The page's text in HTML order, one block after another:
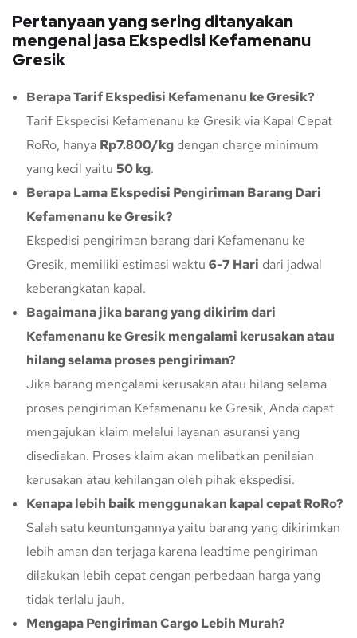
Pertanyaan yang sering ditanyakan
mengenai jasa Ekspedisi Kefamenanu
Gresik
Berapa Tarif Ekspedisi Kefamenanu ke Gresik?
Tarif Ekspedisi Kefamenanu ke Gresik via Kapal Cepat
RoRo, hanya Rp7.800/kg dengan charge minimum
yang kecil yaitu 50 kg.
Berapa Lama Ekspedisi Pengiriman Barang Dari
Kefamenanu ke Gresik?
Ekspedisi pengiriman barang dari Kefamenanu ke
Gresik, memiliki estimasi waktu 6-7 Hari dari jadwal
keberangkatan kapal.
Bagaimana jika barang yang dikirim dari
Kefamenanu ke Gresik mengalami kerusakan atau
hilang selama proses pengiriman?
Jika barang mengalami kerusakan atau hilang selama
proses pengiriman Kefamenanu ke Gresik, Anda dapat
mengajukan klaim melalui layanan asuransi yang
disediakan. Proses klaim akan melibatkan penilaian
kerusakan atau kehilangan oleh pihak ekspedisi.
Kenapa lebih baik menggunakan kapal cepat RoRo?
Salah satu keuntungannya yaitu barang yang dikirimkan
lebih aman dan terjaga karena leadtime pengiriman
dilakukan lebih cepat dengan perbedaan harga yang
tidak terlalu jauh.
Mengapa Pengiriman Cargo Lebih Murah?